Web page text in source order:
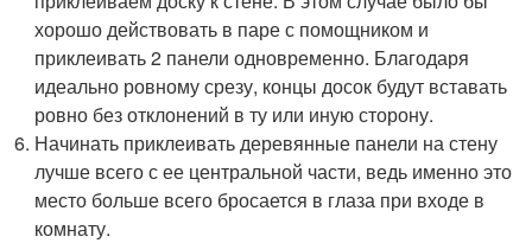
хорошо действовать в паре с помощником и
приклеивать 2 панели одновременно. Благодаря
идеально ровному срезу, концы досок будут вставать
ровно без отклонений в ту или иную сторону.
Начинать приклеивать деревянные панели на стену
лучше всего с ее центральной части, ведь именно это
место больше всего бросается в глаза при входе в
комнату.